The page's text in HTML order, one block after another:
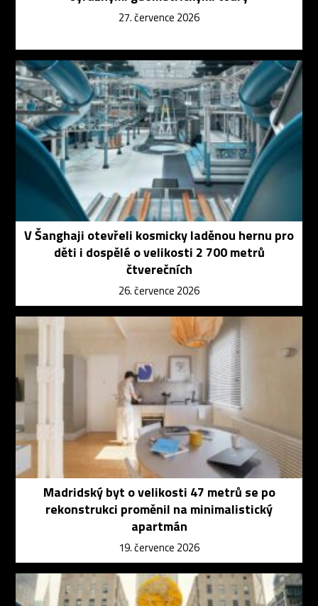
27. července 2026
V Šanghaji otevřeli kosmicky laděnou hernu pro
děti i dospělé o velikosti 2 700 metrů
čtverečních
26. července 2026
Madridský byt o velikosti 47 metrů se po
rekonstrukci proměnil na minimalistický
apartmán
19. července 2026